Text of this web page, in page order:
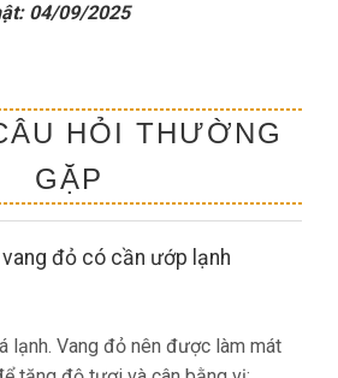
04/09/2025
HỎI THƯỜNG
GẶP
vang đỏ có cần ướp lạnh
lạnh. Vang đỏ nên được làm mát